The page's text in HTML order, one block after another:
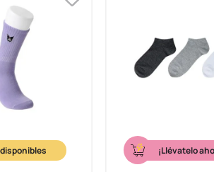
¡Llévatelo